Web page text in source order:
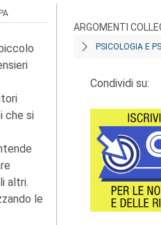
che si
altri.
le
ARGOMENTI
PSICOLOGIA E
Condividi su: